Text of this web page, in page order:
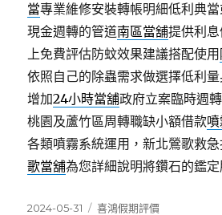
當專業維修安裝轉帳明細低利典
現金週轉的管道南區當舖提供利
上免費評估防蚊效果建議搭配使用
依照自己的除蟲需求做選擇低利
增加24小時當舖政府立案臨時週
桃園及蘆竹區周轉職缺小額借款
各類噴霧系統運用，新北鶯歌救
歌當舖為您詳細說明將鑽石的鑑定
發
2024-05-31
分
喜鴻假期評價